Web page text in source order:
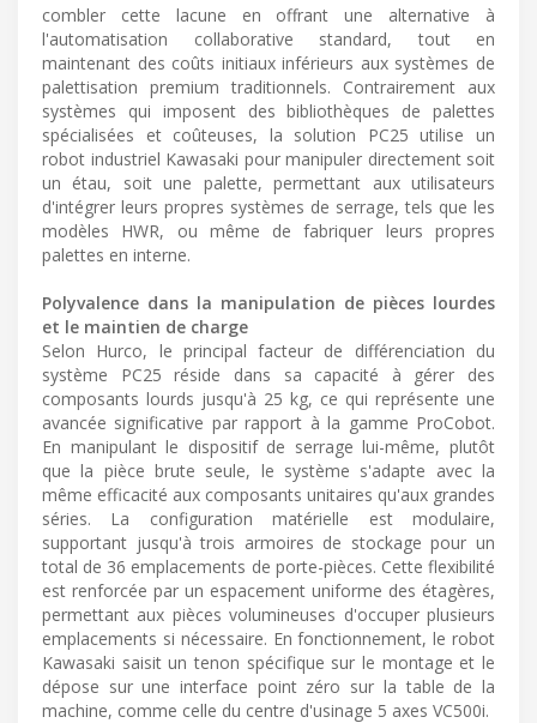
combler cette lacune en offrant une alternative à
l'automatisation collaborative standard, tout en
maintenant des coûts initiaux inférieurs aux systèmes de
palettisation premium traditionnels. Contrairement aux
systèmes qui imposent des bibliothèques de palettes
spécialisées et coûteuses, la solution PC25 utilise un
robot industriel Kawasaki pour manipuler directement soit
un étau, soit une palette, permettant aux utilisateurs
d'intégrer leurs propres systèmes de serrage, tels que les
modèles HWR, ou même de fabriquer leurs propres
palettes en interne.
Polyvalence dans la manipulation de pièces lourdes
et le maintien de charge
Selon Hurco, le principal facteur de différenciation du
système PC25 réside dans sa capacité à gérer des
composants lourds jusqu'à 25 kg, ce qui représente une
avancée significative par rapport à la gamme ProCobot.
En manipulant le dispositif de serrage lui-même, plutôt
que la pièce brute seule, le système s'adapte avec la
même efficacité aux composants unitaires qu'aux grandes
séries. La configuration matérielle est modulaire,
supportant jusqu'à trois armoires de stockage pour un
total de 36 emplacements de porte-pièces. Cette flexibilité
est renforcée par un espacement uniforme des étagères,
permettant aux pièces volumineuses d'occuper plusieurs
emplacements si nécessaire. En fonctionnement, le robot
Kawasaki saisit un tenon spécifique sur le montage et le
dépose sur une interface point zéro sur la table de la
machine, comme celle du centre d'usinage 5 axes VC500i.